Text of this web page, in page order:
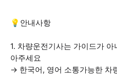
💡안내사항
1. 차량운전기사는 가이드가
아주세요
→ 한국어, 영어 소통가능한 차